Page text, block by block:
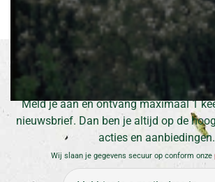
Inschrijven voor onze
Meld je aan en ontvang maximaal 1
nieuwsbrief. Dan ben je altijd op de
acties en aanbiedingen.
Wij slaan je gegevens secuur op conform onze